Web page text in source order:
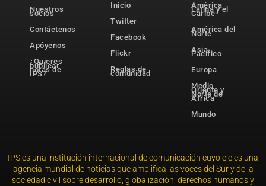
Nuestros
socios
Contáctenos
Apóyenos
¿Quieres
publicar
notas de
IPS?
Inicio
Twitter
Facebook
Flickr
Reglas de
comunidad
América
Latina y el
Caribe
América del
Norte
Asia-
Pacífico
Europa
Medio
Oriente y
Norte de
África
Mundo
IPS es una institución internacional de comunicación cuyo eje es una
agencia mundial de noticias que amplifica las voces del Sur y de la
sociedad civil sobre desarrollo, globalización, derechos humanos y